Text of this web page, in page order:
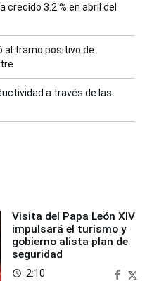
crecido 3.2 % en abril del
al tramo positivo de
a través de las
Visita del Papa León XIV
impulsará el turismo y
gobierno alista plan de
seguridad
access_time 2:10